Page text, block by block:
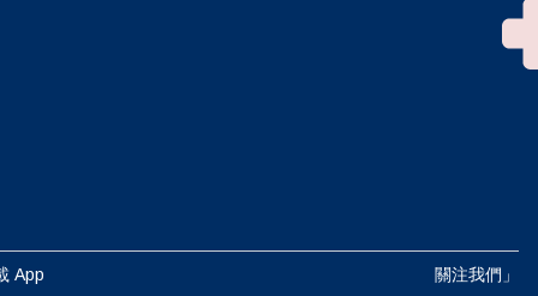
App 關注我們」